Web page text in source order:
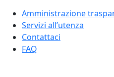
Amministrazione
Servizi all’utenza
Contattaci
FAQ